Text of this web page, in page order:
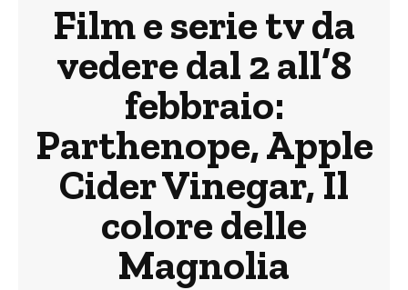
Film e serie tv da
vedere dal 2 all’8
febbraio:
Parthenope, Apple
Cider Vinegar, Il
colore delle
Magnolia